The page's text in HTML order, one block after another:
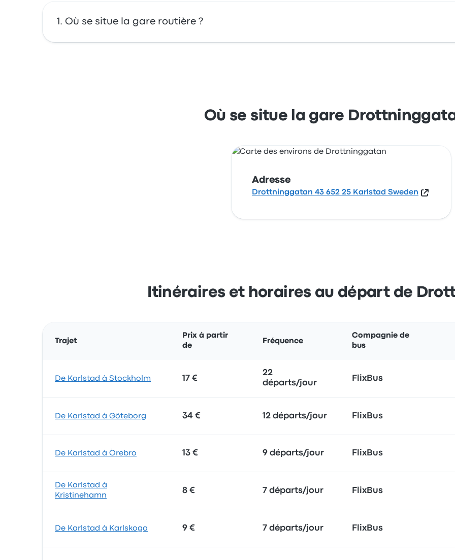
Où se situe la gare routière ?
Où se situe la gare
Adresse
Drottninggatan 43 652 25 Karlstad Sweden
Itinéraires et horaires au départ de
Trajet
Prix à partir
de
Fréquence
Compagnie de
bus
De Karlstad à Stockholm 17 €
22
départs/jour
FlixBus
De Karlstad à Göteborg 34 € 12 départs/jour FlixBus
De Karlstad à Örebro 13 € 9 départs/jour FlixBus
De Karlstad à
Kristinehamn
8 € 7 départs/jour FlixBus
De Karlstad à Karlskoga 9 € 7 départs/jour FlixBus